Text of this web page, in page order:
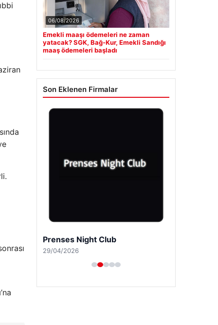
06/08/2026
Emekli maaşı ödemeleri ne zaman
yatacak? SGK, Bağ-Kur, Emekli Sandığı
maaş ödemeleri başladı
Son Eklenen Firmalar
Prenses Night Club
29/04/2026